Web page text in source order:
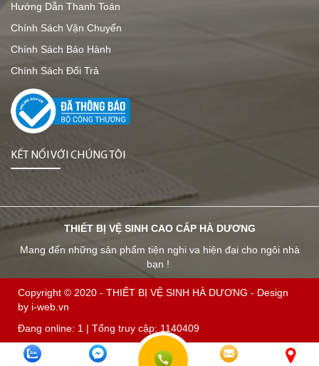
Hướng Dẫn Thanh Toán
Chính Sách Vận Chuyển
Chính Sách Bảo Hành
Chính Sách Đổi Trả
KẾT NỐI VỚI CHÚNG TÔI
THIẾT BỊ VỆ SINH CAO CẤP HÀ DƯƠNG
Mang đến những sản phẩm tiện nghi va hiện đại cho ngôi nhà
bạn !
Copyright © 2020 - THIẾT BỊ VỆ SINH HÀ DƯƠNG - Design
by i-web.vn
Đang online: 1 | Tổng truy cập: 1140409